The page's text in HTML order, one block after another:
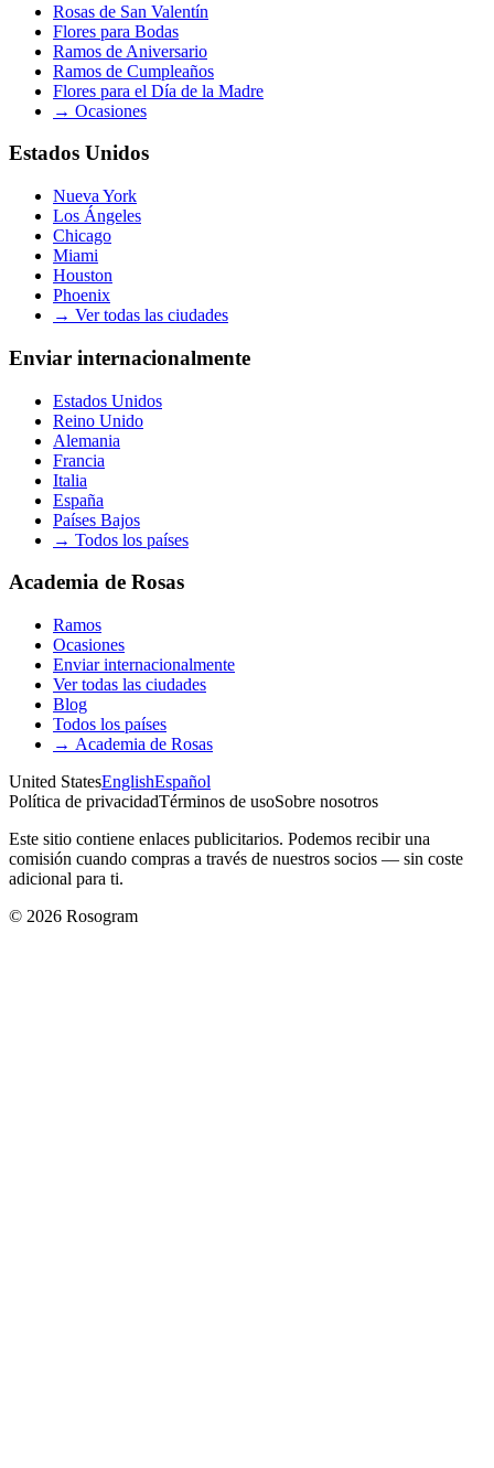
Rosas de San Valentín
Flores para Bodas
Ramos de Aniversario
Ramos de Cumpleaños
Flores para el Día de la Madre
→ Ocasiones
Estados Unidos
Nueva York
Los Ángeles
Chicago
Miami
Houston
Phoenix
→ Ver todas las ciudades
Enviar internacionalmente
Estados Unidos
Reino Unido
Alemania
Francia
Italia
España
Países Bajos
→ Todos los países
Academia de Rosas
Ramos
Ocasiones
Enviar internacionalmente
Ver todas las ciudades
Blog
Todos los países
→ Academia de Rosas
United StatesEnglishEspañol
Política de privacidadTérminos de usoSobre nosotros
Este sitio contiene enlaces publicitarios. Podemos recibir una
comisión cuando compras a través de nuestros socios — sin coste
adicional para ti.
© 2026 Rosogram